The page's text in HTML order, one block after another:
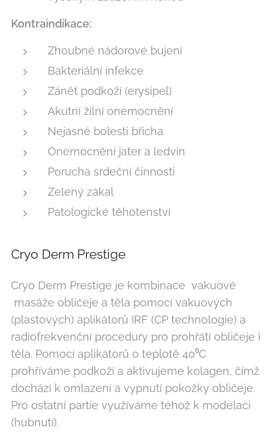
Kontraindikace:
Zhoubné nádorové bujení
Bakteriální infekce
Zánět podkoží (erysipel)
Akutní žilní onemocnění
Nejasné bolesti břicha
Onemocnění jater a ledvin
Porucha srdeční činnosti
Zelený zákal
Patologické těhotenství
Cryo Derm Prestige
Cryo Derm Prestige je kombinace vakuové
masáže obličeje a těla pomocí vakuových
(plastových) aplikátorů IRF (CP technologie) a
radiofrekvenční procedury pro prohřátí obličeje i
těla. Pomocí aplikátorů o teplotě 40⁰C
prohříváme podkoží a aktivujeme kolagen, čímž
dochází k omlazení a vypnutí pokožky obličeje.
Pro ostatní partie využíváme téhož k modelaci
(hubnutí).